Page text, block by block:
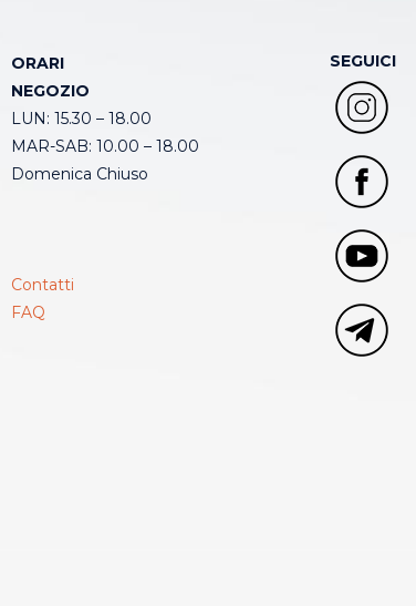
ORARI
NEGOZIO
LUN: 15.30 – 18.00
MAR-SAB: 10.00 – 18.00
Domenica Chiuso
Contatti
FAQ
SEGUICI